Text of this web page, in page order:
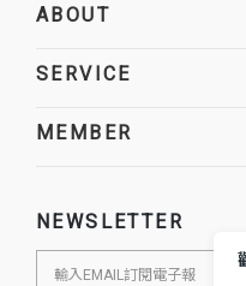
ABOUT
SERVICE
MEMBER
NEWSLETTER